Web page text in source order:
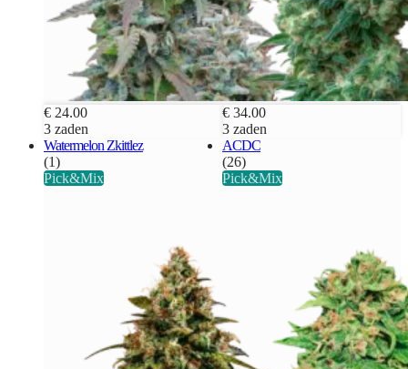
€ 24.00
3 zaden
€ 34.00
3 zaden
Watermelon Zkittlez
(1)
Pick&Mix
ACDC
(26)
Pick&Mix